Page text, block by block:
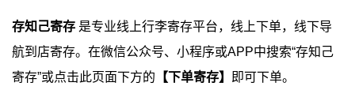
存知己寄存 是专业线上行李寄存平台，线上下单，线下导
航到店寄存。在微信公众号、小程序或APP中搜索“存知己
寄存”或点击此页面下方的 【下单寄存】 即可下单。